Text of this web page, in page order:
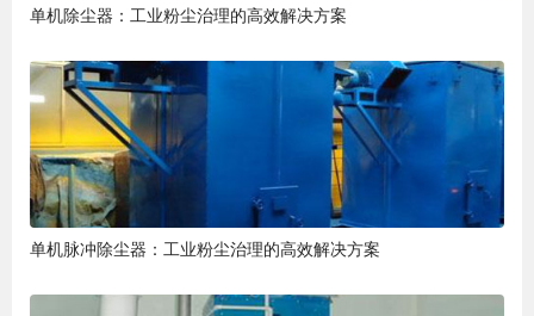
单机除尘器：工业粉尘治理的高效解决方案
单机脉冲除尘器：工业粉尘治理的高效解决方案